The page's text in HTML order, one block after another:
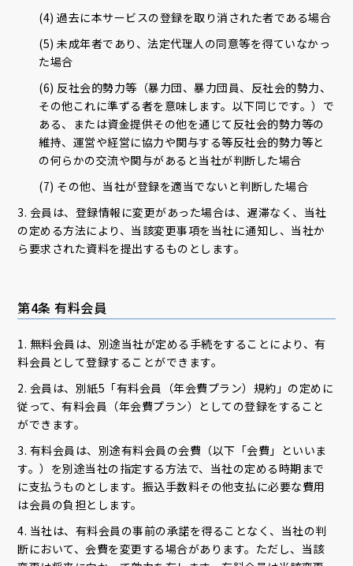
(4) 過去に本サービスの登録を取り消された者である場合
(5) 未成年者であり、法定代理人の同意等を得ていなかっ
た場合
(6) 反社会的勢力等（暴力団、暴力団員、反社会的勢力、
その他これに準ずる者を意味します。以下同じです。）で
ある、または資金提供その他を通じて反社会的勢力等の
維持、運営や経営に協力や関与する等反社会的勢力等と
の何らかの交流や関与があると当社が判断した場合
(7) その他、当社が登録を適当でないと判断した場合
3. 会員は、登録情報に変更があった場合は、遅滞なく、当社
の定める方法により、当該変更事項を当社に通知し、当社か
ら要求された資料を提出するものとします。
第4条 有料会員
1. 無料会員は、別途当社が定める手続をすることにより、有
料会員として登録することができます。
2. 会員は、別紙5「有料会員（年会費プラン）規約」の定めに
従って、有料会員（年会費プラン）としての登録をすること
ができます。
3. 有料会員は、別途有料会員の会費（以下「会費」といいま
す。）を別途当社の指定する方法で、当社の定める時期まで
に支払うものとします。振込手数料その他支払に必要な費用
は会員の負担とします。
4. 当社は、有料会員の事前の承諾を得ることなく、当社の判
断において、会費を変更する場合があります。ただし、当該